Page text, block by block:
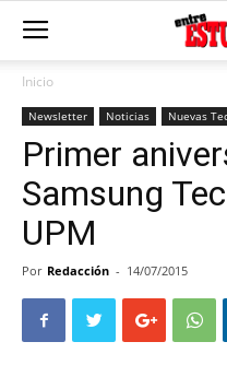
Inicio
Newsletter Noticias Nuevas
Primer
Samsung
UPM
Por Redacción - 14/07/2015